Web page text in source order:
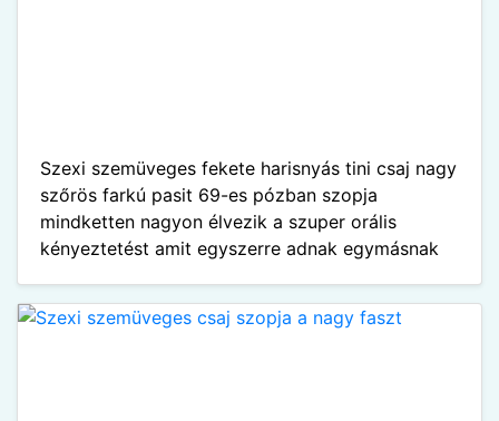
Szexi szemüveges fekete harisnyás tini csaj nagy
szőrös farkú pasit 69-es pózban szopja
mindketten nagyon élvezik a szuper orális
kényeztetést amit egyszerre adnak egymásnak